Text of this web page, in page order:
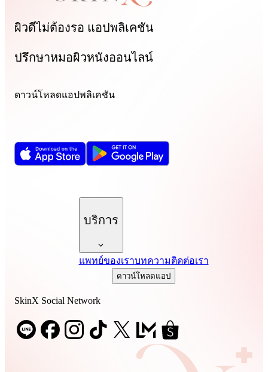
ผิวดีไม่ต้องรอ แอปพลิเคชัน
ปรึกษาหมอผิวหนังออนไลน์
ดาวน์โหลดแอปพลิเคชัน
บริการ
แพทย์ของเราบทความติดต่อเรา
ดาวน์โหลดแอป
SkinX Social Network